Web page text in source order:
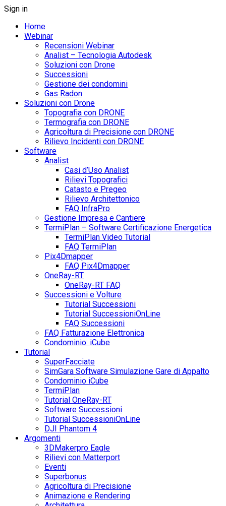
Sign in
Home
Webinar
Recensioni Webinar
Analist – Tecnologia Autodesk
Soluzioni con Drone
Successioni
Gestione dei condomini
Gas Radon
Soluzioni con Drone
Topografia con DRONE
Termografia con DRONE
Agricoltura di Precisione con DRONE
Rilievo Incidenti con DRONE
Software
Analist
Casi d’Uso Analist
Rilievi Topografici
Catasto e Pregeo
Rilievo Architettonico
FAQ InfraPro
Gestione Impresa e Cantiere
TermiPlan – Software Certificazione Energetica
TermiPlan Video Tutorial
FAQ TermiPlan
Pix4Dmapper
FAQ Pix4Dmapper
OneRay-RT
OneRay-RT FAQ
Successioni e Volture
Tutorial Successioni
Tutorial SuccessioniOnLine
FAQ Successioni
FAQ Fatturazione Elettronica
Condominio: iCube
Tutorial
SuperFacciate
SimGara Software Simulazione Gare di Appalto
Condominio iCube
TermiPlan
Tutorial OneRay-RT
Software Successioni
Tutorial SuccessioniOnLine
DJI Phantom 4
Argomenti
3DMakerpro Eagle
Rilievi con Matterport
Eventi
Superbonus
Agricoltura di Precisione
Animazione e Rendering